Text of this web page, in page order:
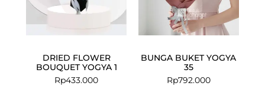
DRIED FLOWER
BOUQUET YOGYA 1
Rp433.000
BUNGA BUKET YOGYA
35
Rp792.000